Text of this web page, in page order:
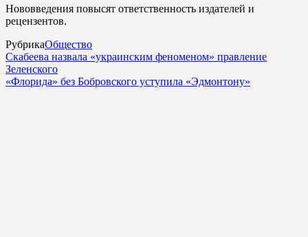
Нововведения повысят ответственность издателей и
рецензентов.
РубрикаОбщество
Скабеева назвала «украинским феноменом» правление
Зеленского
«Флорида» без Бобровского уступила «Эдмонтону»